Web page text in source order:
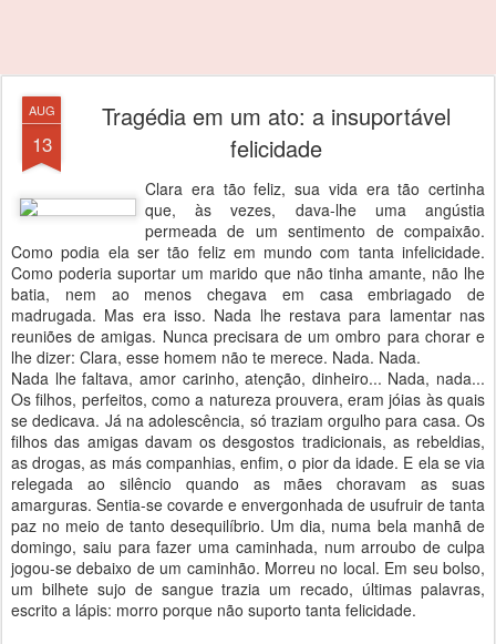
AUG
13
Tragédia em um ato: a insuportável
felicidade
Clara era tão feliz, sua vida era tão certinha
que, às vezes, dava-lhe uma angústia
permeada de um sentimento de compaixão.
Como podia ela ser tão feliz em mundo com tanta infelicidade.
Como poderia suportar um marido que não tinha amante, não lhe
batia, nem ao menos chegava em casa embriagado de
madrugada. Mas era isso. Nada lhe restava para lamentar nas
reuniões de amigas. Nunca precisara de um ombro para chorar e
lhe dizer: Clara, esse homem não te merece. Nada. Nada.
Nada lhe faltava, amor carinho, atenção, dinheiro... Nada, nada...
Os filhos, perfeitos, como a natureza prouvera, eram jóias às quais
se dedicava. Já na adolescência, só traziam orgulho para casa. Os
filhos das amigas davam os desgostos tradicionais, as rebeldias,
as drogas, as más companhias, enfim, o pior da idade. E ela se via
relegada ao silêncio quando as mães choravam as suas
amarguras. Sentia-se covarde e envergonhada de usufruir de tanta
paz no meio de tanto desequilíbrio. Um dia, numa bela manhã de
domingo, saiu para fazer uma caminhada, num arroubo de culpa
jogou-se debaixo de um caminhão. Morreu no local. Em seu bolso,
um bilhete sujo de sangue trazia um recado, últimas palavras,
escrito a lápis: morro porque não suporto tanta felicidade.